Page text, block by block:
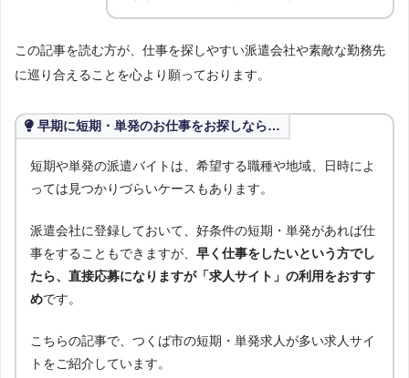
この記事を読む方が、仕事を探しやすい派遣会社や素敵な勤務先
に巡り合えることを心より願っております。
早期に短期・単発のお仕事をお探しなら…
短期や単発の派遣バイトは、希望する職種や地域、日時によ
っては見つかりづらいケースもあります。
派遣会社に登録しておいて、好条件の短期・単発があれば仕
事をすることもできますが、 早く仕事をしたいという方でし
たら、直接応募になりますが「求人サイト」の利用をおすす
めです。
こちらの記事で、つくば市の短期・単発求人が多い求人サイ
トをご紹介しています。